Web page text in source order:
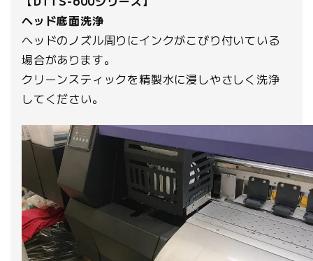
ヘッド底面洗浄
ヘッドのノズル周りにインクがこびり付いている
場合があります。
クリーンスティックを精製水に浸しやさしく洗浄
してください。